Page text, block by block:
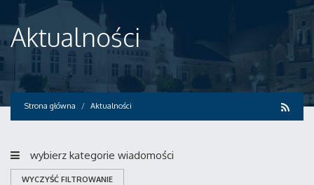
Aktualności
Strona główna Aktualności
wybierz kategorie wiadomości
WYCZYŚĆ FILTROWANIE